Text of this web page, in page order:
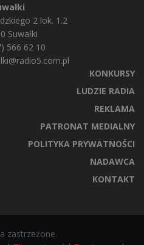
2 lok. 1.2
Suwałki
566 62 10
KONKURSY
LUDZIE RADIA
REKLAMA
PATRONAT MEDIALNY
POLITYKA PRYWATNOŚCI
NADAWCA
KONTAKT
zastrzeżone.